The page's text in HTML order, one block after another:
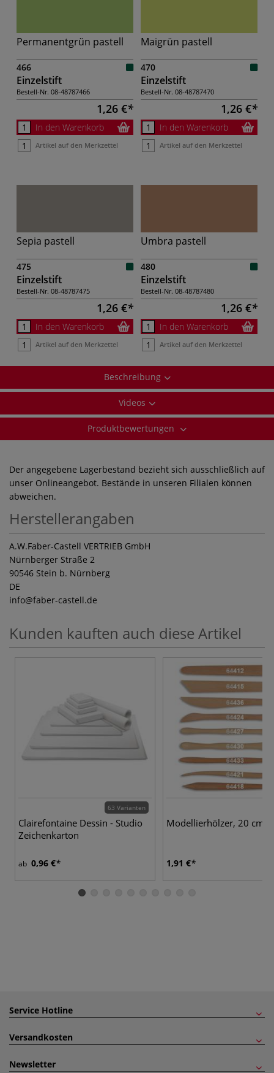
Permanentgrün pastell
466
Einzelstift
Bestell-Nr. 08-48787466
1,26 €
In den Warenkorb
Artikel auf den Merkzettel
Maigrün pastell
470
Einzelstift
Bestell-Nr. 08-48787470
1,26 €
In den Warenkorb
Artikel auf den Merkzettel
Sepia pastell
475
Einzelstift
Bestell-Nr. 08-48787475
1,26 €
In den Warenkorb
Artikel auf den Merkzettel
Umbra pastell
480
Einzelstift
Bestell-Nr. 08-48787480
1,26 €
In den Warenkorb
Artikel auf den Merkzettel
Beschreibung
Videos
Produktbewertungen
Der angegebene Lagerbestand bezieht sich ausschließlich auf
unser Onlineangebot. Bestände in unseren Filialen können
abweichen.
Herstellerangaben
A.W.Faber-Castell VERTRIEB GmbH
Nürnberger Straße 2
90546 Stein b. Nürnberg
DE
info@faber-castell.de
Kunden kauften auch diese Artikel
63 Varianten
Clairefontaine Dessin - Studio
Zeichenkarton
ab 0,96 €
Modellierhölzer, 20 cm
1,91 €
Service Hotline
Versandkosten
Newsletter